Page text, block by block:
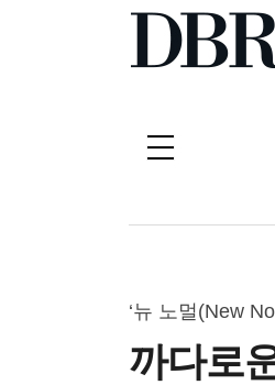
‘뉴 노멀(New
까다로